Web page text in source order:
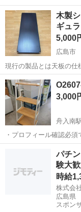
木製
ギュ
5,000
広島市
現行の製品とは天板の仕
じですが、こちらは廃番品となります。
価：
広島 広島市
3,000
舟入南
・プロフィール確認必
購入希望の方は取りに来
してご連絡お願い致します。 ご覧頂きありがとうござい
59cm 奥行約38cm...
舟
パチ
験大
時給
株式会
広島県
スポン